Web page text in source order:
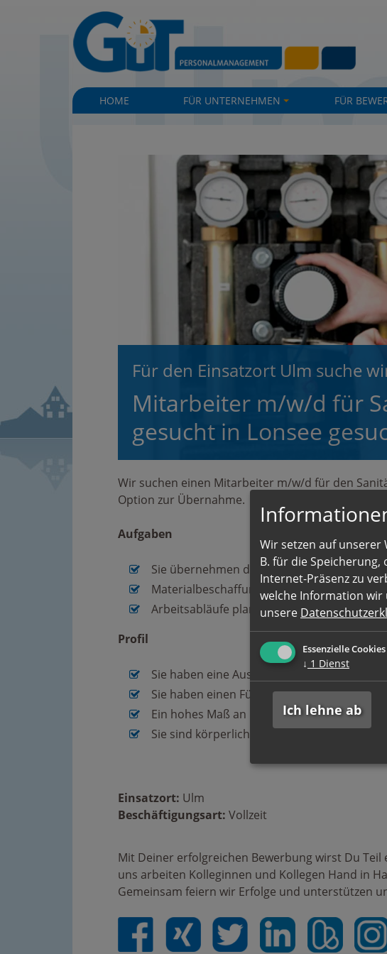
HOME
+
FÜR UNTERNEHMEN
FÜR
Für den Einsatzort Ulm suche
Mitarbeiter m/w/d für
gesucht in Lonsee
Wir suchen einen Mitarbeiter m/w/d für den
Option zur Übernahme.
Aufgaben
Sie übernehmen den Einbau und die
Materialbeschaffung
Arbeitsabläufe planen Sie
Profil
Sie haben eine Ausbildung im Bereich
Sie haben einen Führerschein der Kasse B
Ein hohes Maß an handwerklichem
Sie sind körperlich belastbar und arbeiten
Einsatzort: Ulm
Beschäftigungsart: Vollzeit
Mit Deiner erfolgreichen Bewerbung wirst Du
uns arbeiten Kolleginnen und Kollegen Hand in
Gemeinsam feiern wir Erfolge und unterstützen
Wir setzen auf unserer
B. für die
Internet-Präsenz zu
welche Information wir
unsere
Essenzielle Cookies
↓ 1 Dienst
Ich lehne ab